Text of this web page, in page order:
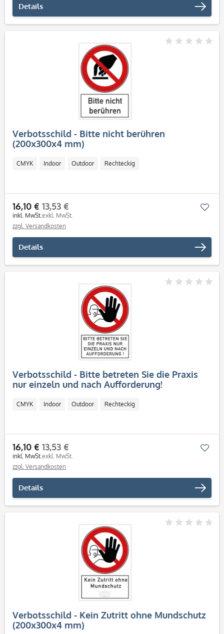
Details
Verbotsschild - Bitte nicht berühren
(200x300x4 mm)
CMYK Indoor Outdoor Rechteckig
16,10 €
inkl. MwSt.
13,53 €
exkl. MwSt.
zzgl. Versandkosten
Details
Verbotsschild - Bitte betreten Sie die Praxis
nur einzeln und nach Aufforderung!
CMYK Indoor Outdoor Rechteckig
16,10 €
inkl. MwSt.
13,53 €
exkl. MwSt.
zzgl. Versandkosten
Details
Verbotsschild - Kein Zutritt ohne Mundschutz
(200x300x4 mm)